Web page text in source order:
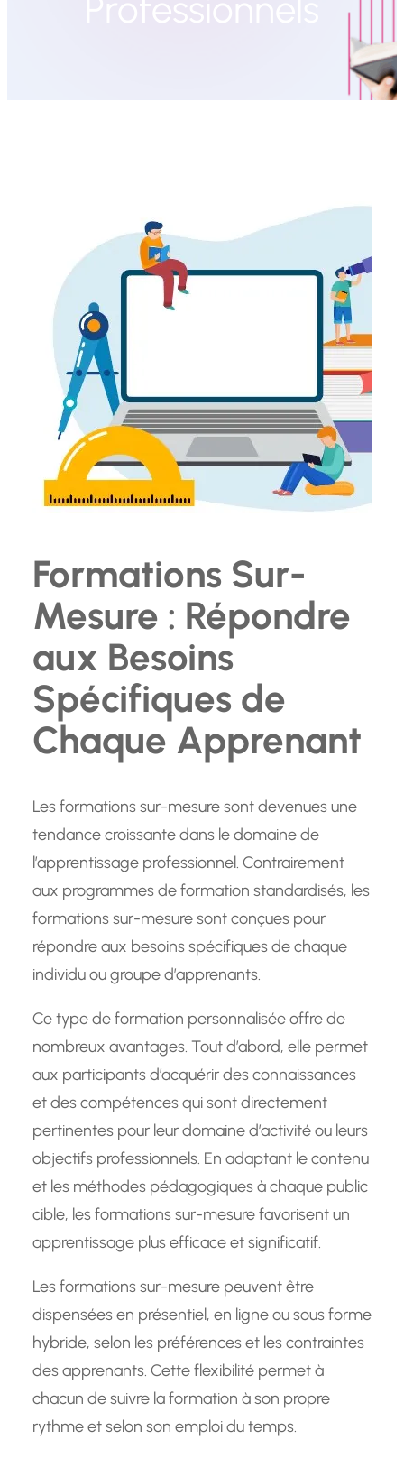
Formations Sur-
Mesure : Répondre
aux Besoins
Spécifiques de
Chaque Apprenant
Les formations sur-mesure sont devenues une
tendance croissante dans le domaine de
l’apprentissage professionnel. Contrairement
aux programmes de formation standardisés, les
formations sur-mesure sont conçues pour
répondre aux besoins spécifiques de chaque
individu ou groupe d’apprenants.
Ce type de formation personnalisée offre de
nombreux avantages. Tout d’abord, elle permet
aux participants d’acquérir des connaissances
et des compétences qui sont directement
pertinentes pour leur domaine d’activité ou leurs
objectifs professionnels. En adaptant le contenu
et les méthodes pédagogiques à chaque public
cible, les formations sur-mesure favorisent un
apprentissage plus efficace et significatif.
Les formations sur-mesure peuvent être
dispensées en présentiel, en ligne ou sous forme
hybride, selon les préférences et les contraintes
des apprenants. Cette flexibilité permet à
chacun de suivre la formation à son propre
rythme et selon son emploi du temps.